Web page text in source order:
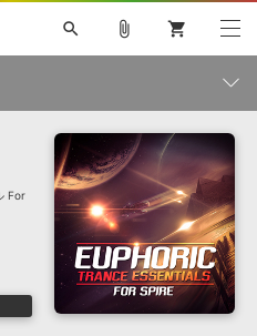
search
巡音ルカ V4X
MEIKO V3
TOONTRACK
SPITFIRE AUDIO
SERUM
ライセンスフリーBGM
ボーカル抜き出し
DUBSTEP
MUTANT
ROUTER.FM
attach_file shopping_cart
For